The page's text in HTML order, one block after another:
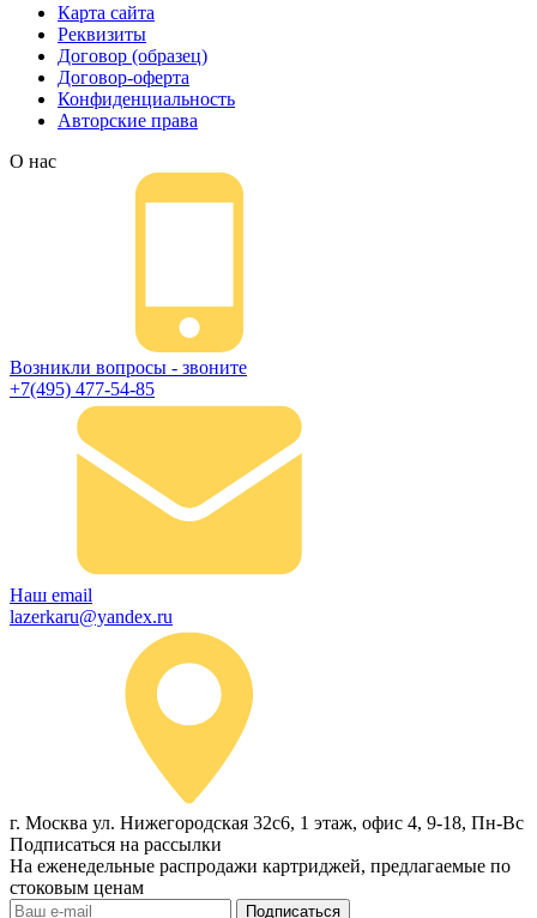
Карта сайта
Реквизиты
Договор (образец)
Договор-оферта
Конфиденциальность
Авторские права
О нас
Возникли вопросы - звоните
+7(495) 477-54-85
Наш email
lazerkaru@yandex.ru
г. Москва ул. Нижегородская 32с6, 1 этаж, офис 4, 9-18, Пн-Вс
Подписаться на рассылки
На еженедельные распродажи картриджей, предлагаемые по
стоковым ценам
Подписаться